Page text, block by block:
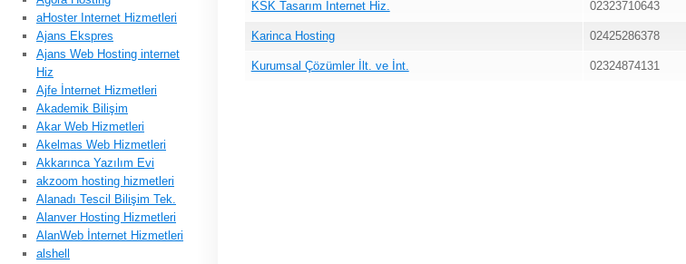
KSK Tasarım İnternet Hiz. 02323710643
Karinca Hosting 02425286378
Kurumsal Çözümler İlt. ve İnt. 02324874131
aHoster Internet Hizmetleri
Ajans Ekspres
Ajans Web Hosting internet
Hiz
Ajfe İnternet Hizmetleri
Akademik Bilişim
Akar Web Hizmetleri
Akelmas Web Hizmetleri
Akkarınca Yazılım Evi
akzoom hosting hizmetleri
Alanadı Tescil Bilişim Tek.
Alanver Hosting Hizmetleri
AlanWeb İnternet Hizmetleri
alshell